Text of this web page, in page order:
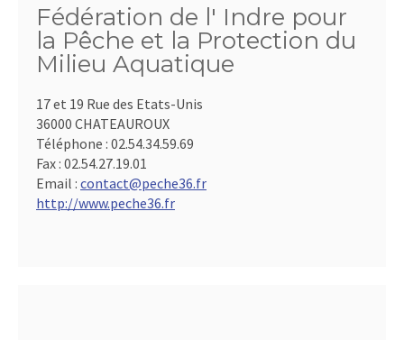
Fédération de l' Indre pour
la Pêche et la Protection du
Milieu Aquatique
17 et 19 Rue des Etats-Unis
36000 CHATEAUROUX
Téléphone : 02.54.34.59.69
Fax : 02.54.27.19.01
Email : contact@peche36.fr
http://www.peche36.fr